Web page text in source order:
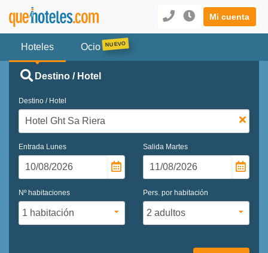
Mi cuenta
Hoteles Ocio
Destino / Hotel
Destino / Hotel
Entrada Lunes Salida Martes
Nº habitaciones Pers. por habitación